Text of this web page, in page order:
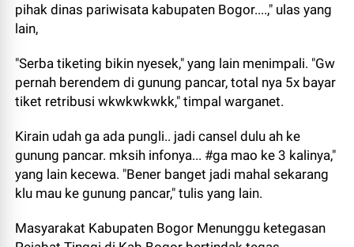
pihak dinas pariwisata kabupaten Bogor....," ulas yang
lain,
"Serba tiketing bikin nyesek," yang lain menimpali. "Gw
pernah berendem di gunung pancar, total nya 5x bayar
tiket retribusi wkwkwkwkk," timpal warganet.
Kirain udah ga ada pungli.. jadi cansel dulu ah ke
gunung pancar. mksih infonya... #ga mao ke 3 kalinya,"
yang lain kecewa. "Bener banget jadi mahal sekarang
klu mau ke gunung pancar," tulis yang lain.
Masyarakat Kabupaten Bogor Menunggu ketegasan